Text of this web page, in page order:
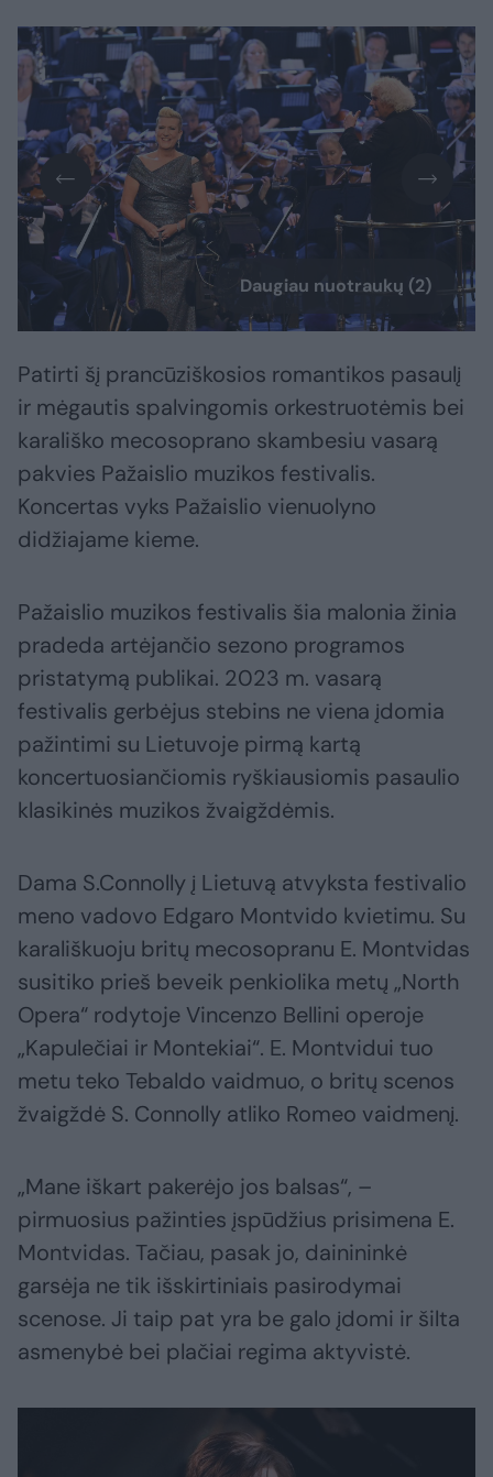
Daugiau nuotraukų (2)
Patirti šį prancūziškosios romantikos pasaulį
ir mėgautis spalvingomis orkestruotėmis bei
karališko mecosoprano skambesiu vasarą
pakvies Pažaislio muzikos festivalis.
Koncertas vyks Pažaislio vienuolyno
didžiajame kieme.
Pažaislio muzikos festivalis šia malonia žinia
pradeda artėjančio sezono programos
pristatymą publikai. 2023 m. vasarą
festivalis gerbėjus stebins ne viena įdomia
pažintimi su Lietuvoje pirmą kartą
koncertuosiančiomis ryškiausiomis pasaulio
klasikinės muzikos žvaigždėmis.
Dama S.Connolly į Lietuvą atvyksta festivalio
meno vadovo Edgaro Montvido kvietimu. Su
karališkuoju britų mecosopranu E. Montvidas
susitiko prieš beveik penkiolika metų „North
Opera“ rodytoje Vincenzo Bellini operoje
„Kapulečiai ir Montekiai“. E. Montvidui tuo
metu teko Tebaldo vaidmuo, o britų scenos
žvaigždė S. Connolly atliko Romeo vaidmenį.
„Mane iškart pakerėjo jos balsas“, –
pirmuosius pažinties įspūdžius prisimena E.
Montvidas. Tačiau, pasak jo, dainininkė
garsėja ne tik išskirtiniais pasirodymai
scenose. Ji taip pat yra be galo įdomi ir šilta
asmenybė bei plačiai regima aktyvistė.